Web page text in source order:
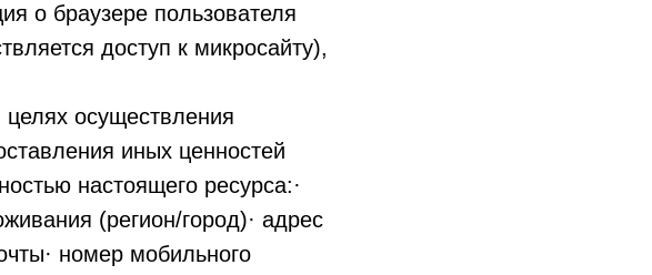
о браузере пользователя
доступ к микросайту),
осуществления
иных ценностей
настоящего ресурса:·
(регион/город)· адрес
номер мобильного